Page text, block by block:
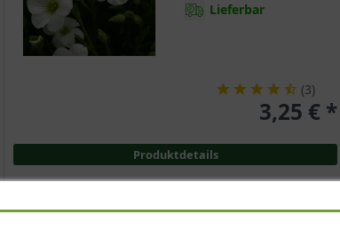
Lieferbar
(3)
3,25 € *
Produktdetails